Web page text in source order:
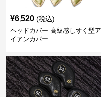
¥6,520 (税込)
ヘッドカバー 高級感しずく型ア
イアンカバー